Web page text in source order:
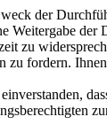
der
Weitergabe
zu
zu fordern.